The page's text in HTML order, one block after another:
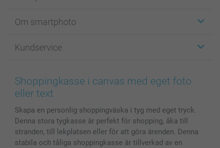
Fotokort
Fotoböcker
Bilder, Fotoförstoring & Fotohäften
Skal till Mobil & Surfplatta
Fotoalmanackor & Fotoagenda
Fotoramar & Tillbehör
Presentkort
Om smartphoto
För affiliates
Cookie Policy
Sitemap
Investor Relations
Kundservice
smartgaranti
smartbonus
Status på beställningar
Shoppingkasse i canvas med eget foto
eller text
Skapa en personlig shoppingväska i tyg med eget tryck.
Denna stora tygkasse är perfekt för shopping, åka till
stranden, till lekplatsen eller för att göra ärenden. Denna
stabila och tåliga shoppingkasse är tillverkad av en